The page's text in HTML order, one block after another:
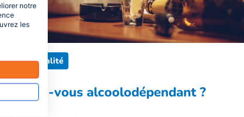
Actualité
Êtes-vous alcoolodépendant ?
notre
les